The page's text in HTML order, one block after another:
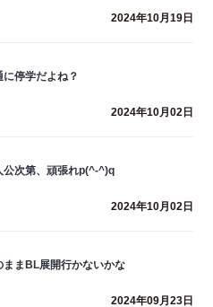
2024年10月19日
に停学だよね？
2024年10月02日
公次第、頑張れp(^-^)q
2024年10月02日
ままBL展開行かないかな
2024年09月23日